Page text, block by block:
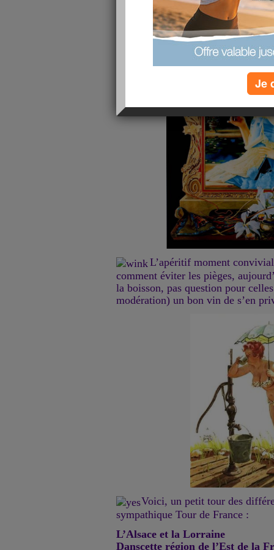
L’apéritif moment
comment éviter les pièges,
la boisson, pas question pour
modération) un bon vin de s’en
Voici, un petit tour des
sympathique Tour de France :
L’Alsace et la Lorraine
Danscette région de l’Est de la
Je